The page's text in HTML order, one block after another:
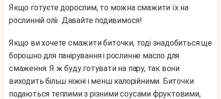
Якщо готуєте дорослим, то можна смажити їх на
рослинній олії. Давайте подивимося!
Якщо ви хочете смажити биточки, тоді знадобиться ще
борошно для панірування і рослинне масло для
смаження. Я ж буду готувати на пару, так вони
виходить більш ніжні і менш калорійними. Биточки
подаються теплими з різними соусами фруктовими,